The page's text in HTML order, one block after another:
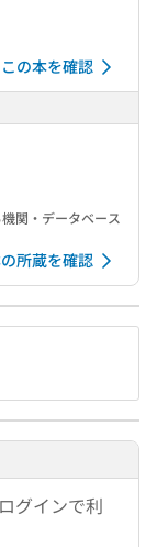
の本を確認
関・データベース
所蔵を確認
グインで利